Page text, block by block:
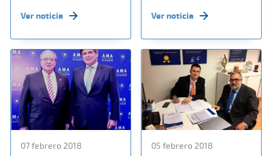
Ver noticia Ver noticia
07 febrero 2018 05 febrero 2018